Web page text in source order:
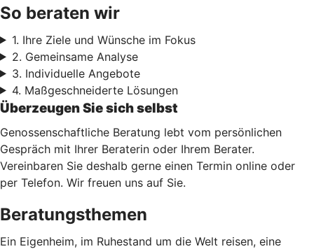
So beraten wir
1. Ihre Ziele und Wünsche im Fokus
2. Gemeinsame Analyse
3. Individuelle Angebote
4. Maßgeschneiderte Lösungen
Überzeugen Sie sich selbst
Genossenschaftliche Beratung lebt vom persönlichen
Gespräch mit Ihrer Beraterin oder Ihrem Berater.
Vereinbaren Sie deshalb gerne einen Termin online oder
per Telefon. Wir freuen uns auf Sie.
Beratungsthemen
Ein Eigenheim, im Ruhestand um die Welt reisen, eine